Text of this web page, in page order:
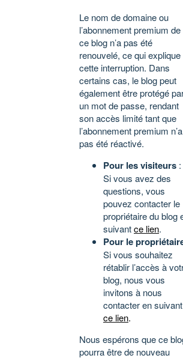
Le nom de domaine ou
l’abonnement premium de
ce blog n’a pas été
renouvelé, ce qui explique
cette interruption. Dans
certains cas, le blog peut
également être protégé
un mot de passe, rendant
son accès limité tant que
l’abonnement premium n’a
pas été réactivé.
Pour les visiteurs :
Si vous avez des
questions, vous
pouvez contacter le
propriétaire du blog
suivantce lien.
Pour le
Si vous souhaitez
rétablir l’accès à
blog, nous vous
invitons à nous
contacter en suivant
ce lien.
Nous espérons que ce
pourra être de nouveau